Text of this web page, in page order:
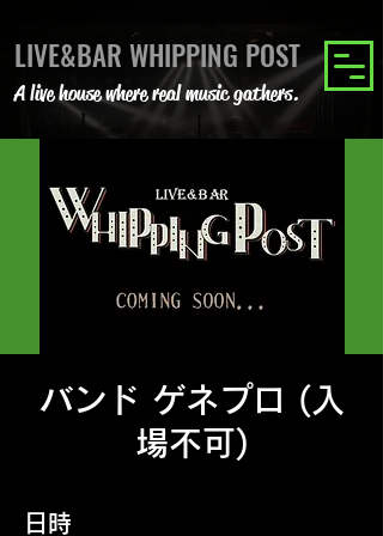
LIVE&BAR WHIPPING POST
A live house where real music gathers.
バンド ゲネプロ (入
場不可)
日時